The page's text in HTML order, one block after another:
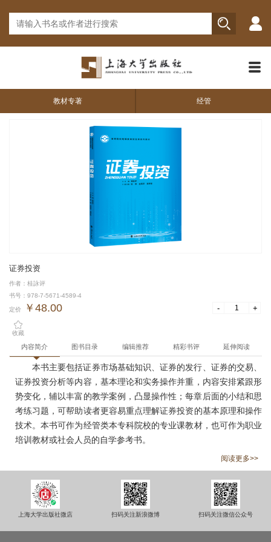
教材专著 经管
证券投资
作者：桂詠评
书号：978-7-5671-4589-4
定价 ￥48.00 - +
收藏
内容简介 图书目录 编辑推荐 精彩书评 延伸阅读
本书主要包括证券市场基础知识、证券的发行、证券的交易、
证券投资分析等内容，基本理论和实务操作并重，内容安排紧跟形
势变化，辅以丰富的教学案例，凸显操作性；每章后面的小结和思
考练习题，可帮助读者更容易重点理解证券投资的基本原理和操作
技术。本书可作为经管类本专科院校的专业课教材，也可作为职业
培训教材或社会人员的自学参考书。
阅读更多>>
上海大学出版社微店 扫码关注新浪微博 扫码关注微信公众号